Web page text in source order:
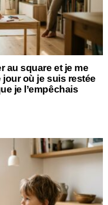
au square et je me
où je suis restée
je l’empêchais